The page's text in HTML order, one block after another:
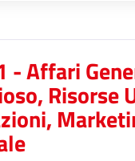
- Affari
Risorse